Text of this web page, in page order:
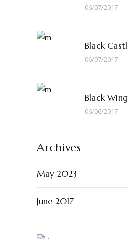
06/07/2017
Black
06/07/2017
Black
06/06/2017
Archives
May 2023
June 2017